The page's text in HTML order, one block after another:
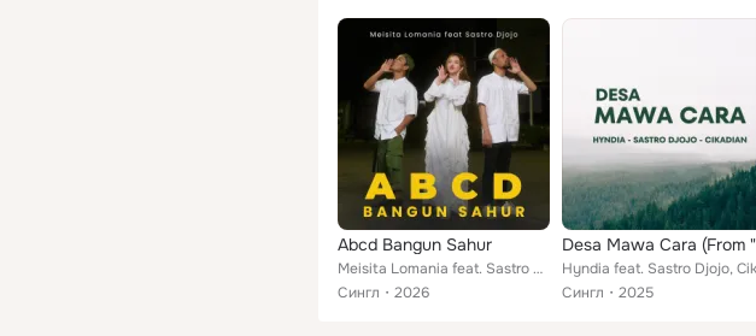
Abcd Bangun Sahur
Meisita Lomania feat. Sastro Djojo
Сингл
2026
Сингл
2025